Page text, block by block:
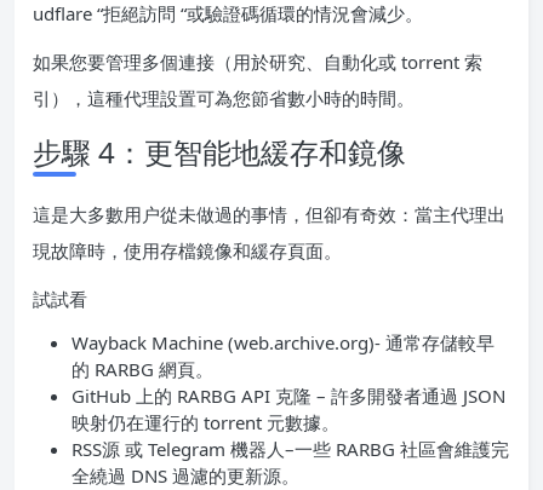
udflare “拒絕訪問 “或驗證碼循環的情況會減少。
如果您要管理多個連接（用於研究、自動化或 torrent 索
引），這種代理設置可為您節省數小時的時間。
步驟 4：更智能地緩存和鏡像
這是大多數用户從未做過的事情，但卻有奇效：當主代理出
現故障時，使用存檔鏡像和緩存頁面。
試試看
Wayback Machine (web.archive.org)- 通常存儲較早
的 RARBG 網頁。
GitHub 上的 RARBG API 克隆 – 許多開發者通過 JSON
映射仍在運行的 torrent 元數據。
RSS源 或 Telegram 機器人–一些 RARBG 社區會維護完
全繞過 DNS 過濾的更新源。